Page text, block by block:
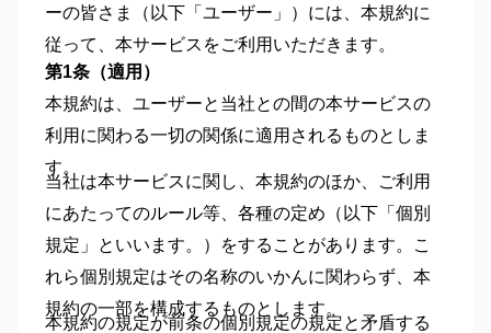
ーの皆さま（以下「ユーザー」）には、本規約に
従って、本サービスをご利用いただきます。
第1条（適用）
本規約は、ユーザーと当社との間の本サービスの
利用に関わる一切の関係に適用されるものとしま
す。
当社は本サービスに関し、本規約のほか、ご利用
にあたってのルール等、各種の定め（以下「個別
規定」といいます。）をすることがあります。こ
れら個別規定はその名称のいかんに関わらず、本
規約の一部を構成するものとします。
本規約の規定が前条の個別規定の規定と矛盾する